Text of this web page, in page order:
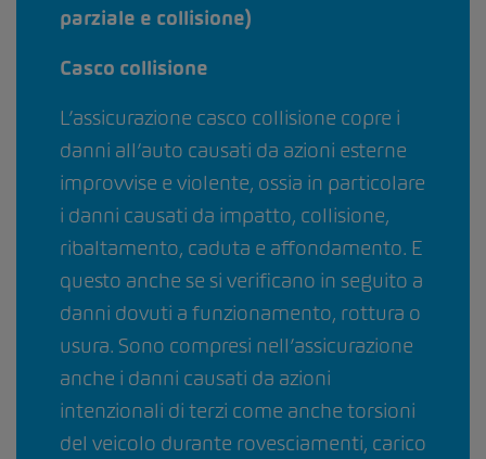
parziale e collisione)
Casco collisione
L’assicurazione casco collisione copre i
danni all’auto causati da azioni esterne
improvvise e violente, ossia in particolare
i danni causati da impatto, collisione,
ribaltamento, caduta e affondamento. E
questo anche se si verificano in seguito a
danni dovuti a funzionamento, rottura o
usura. Sono compresi nell’assicurazione
anche i danni causati da azioni
intenzionali di terzi come anche torsioni
del veicolo durante rovesciamenti, carico